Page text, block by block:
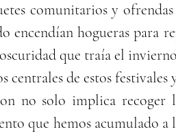
comunitarios y
encendían hogueras para
que traía el
de estos festivales
no solo implica recoger
que hemos acumulado a